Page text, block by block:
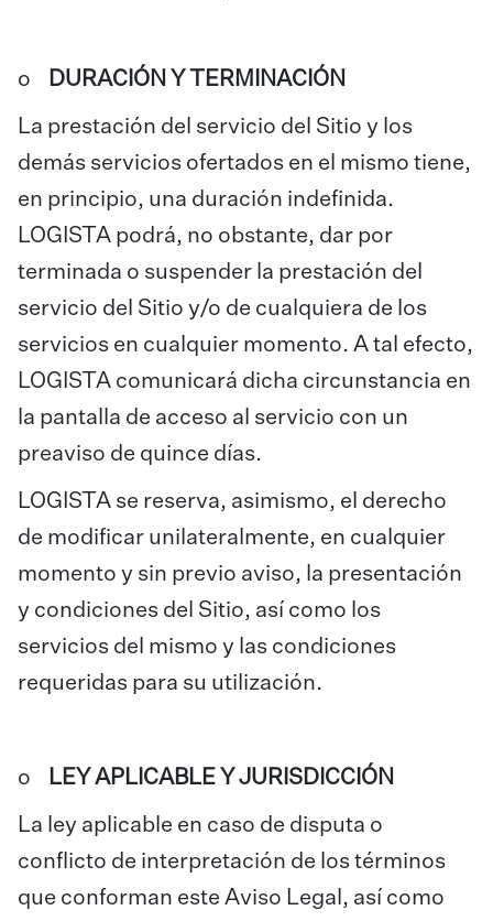
o DURACIÓN Y TERMINACIÓN
La prestación del servicio del Sitio y los
demás servicios ofertados en el mismo tiene,
en principio, una duración indefinida.
LOGISTA podrá, no obstante, dar por
terminada o suspender la prestación del
servicio del Sitio y/o de cualquiera de los
servicios en cualquier momento. A tal efecto,
LOGISTA comunicará dicha circunstancia en
la pantalla de acceso al servicio con un
preaviso de quince días.
LOGISTA se reserva, asimismo, el derecho
de modificar unilateralmente, en cualquier
momento y sin previo aviso, la presentación
y condiciones del Sitio, así como los
servicios del mismo y las condiciones
requeridas para su utilización.
o LEY APLICABLE Y JURISDICCIÓN
La ley aplicable en caso de disputa o
conflicto de interpretación de los términos
que conforman este Aviso Legal, así como